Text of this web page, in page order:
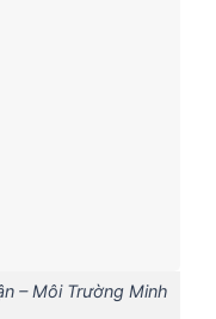
– Môi Trường Minh